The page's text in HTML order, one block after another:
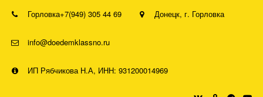
Горловка+7(949) 305 44 69 Донецк, г. Горловка
info@doedemklassno.ru
ИП Рябчикова Н.А, ИНН: 931200014969